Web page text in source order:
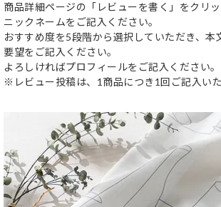
商品詳細ページの「レビューを書く」をクリッ
ニックネームをご記入ください。
おすすめ度を5段階から選択していただき、本
要望をご記入ください。
よろしければプロフィールをご記入ください。
※レビュー投稿は、1商品につき1回ご記入いた